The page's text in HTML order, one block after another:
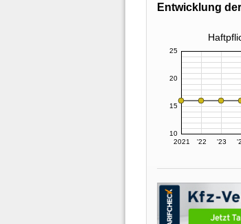
Entwicklung
2021 '22 '23
10
15
20
25